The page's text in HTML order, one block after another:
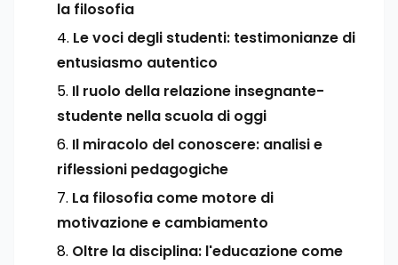
la filosofia
Le voci degli studenti: testimonianze di
entusiasmo autentico
Il ruolo della relazione insegnante-
studente nella scuola di oggi
Il miracolo del conoscere: analisi e
riflessioni pedagogiche
La filosofia come motore di
motivazione e cambiamento
Oltre la disciplina: l'educazione come